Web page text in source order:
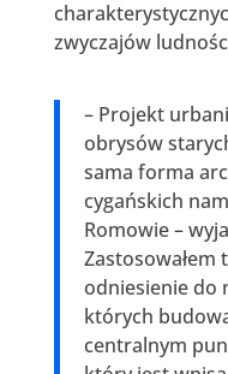
zwyczajów
– Projekt
obrysów
sama forma
cygańskich
Romowie –
Zastosowałem
odniesienie do
których
centralnym